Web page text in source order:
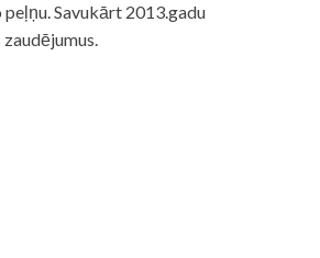
Savukārt 2013.gadu